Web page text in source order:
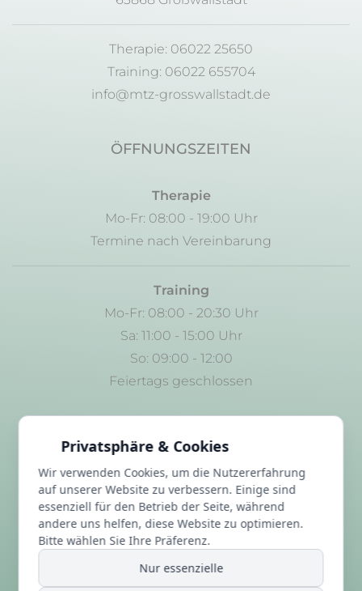
Therapie: 06022 25650
Training: 06022 655704
info@mtz-grosswallstadt.de
ÖFFNUNGSZEITEN
Therapie
Mo-Fr: 08:00 - 19:00 Uhr
Termine nach Vereinbarung
Training
Mo-Fr: 08:00 - 20:30 Uhr
Sa: 11:00 - 15:00 Uhr
So: 09:00 - 12:00
Feiertags geschlossen
FAQ
Datenschutz
Impressum
FacebookInstagramYou Tube
Privatsphäre & Cookies
Wir verwenden Cookies, um die Nutzererfahrung
auf unserer Website zu verbessern. Einige sind
essenziell für den Betrieb der Seite, während
andere uns helfen, diese Website zu optimieren.
Bitte wählen Sie Ihre Präferenz.
Nur essenzielle